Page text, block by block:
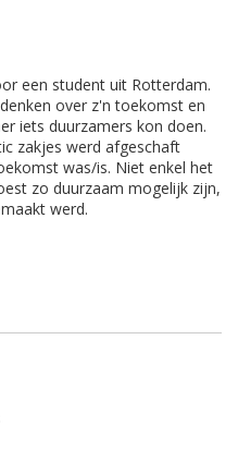
een student uit Rotterdam.
over z'n toekomst en
iets duurzamers kon doen.
zakjes werd afgeschaft
was/is. Niet enkel het
zo duurzaam mogelijk zijn,
werd.